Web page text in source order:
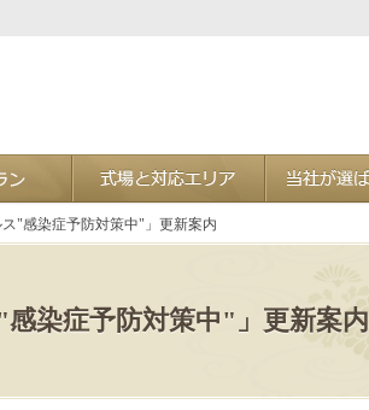
感染症予防対策中"」更新案内
ス"感染症予防対策中"」更新案内